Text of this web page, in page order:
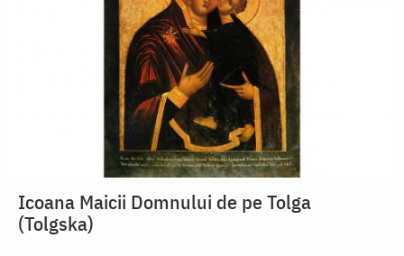
Icoana Maicii Domnului de pe Tolga
(Tolgska)